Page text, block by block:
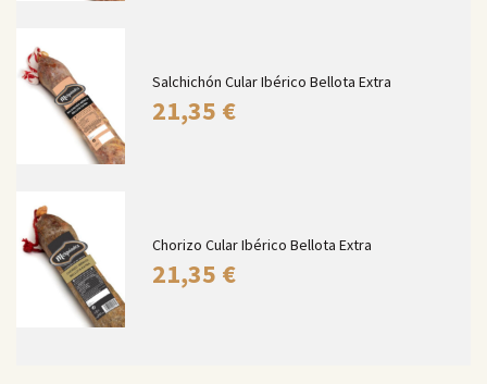
Salchichón Cular Ibérico Bellota Extra
21,35 €
Chorizo Cular Ibérico Bellota Extra
21,35 €